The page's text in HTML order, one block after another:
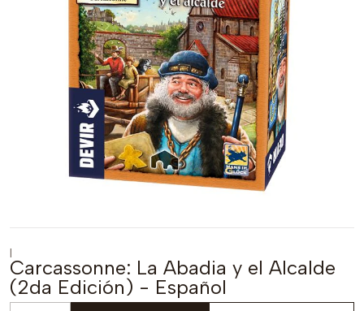
|
Carcassonne: La Abadia y el Alcalde
(2da Edición) - Español